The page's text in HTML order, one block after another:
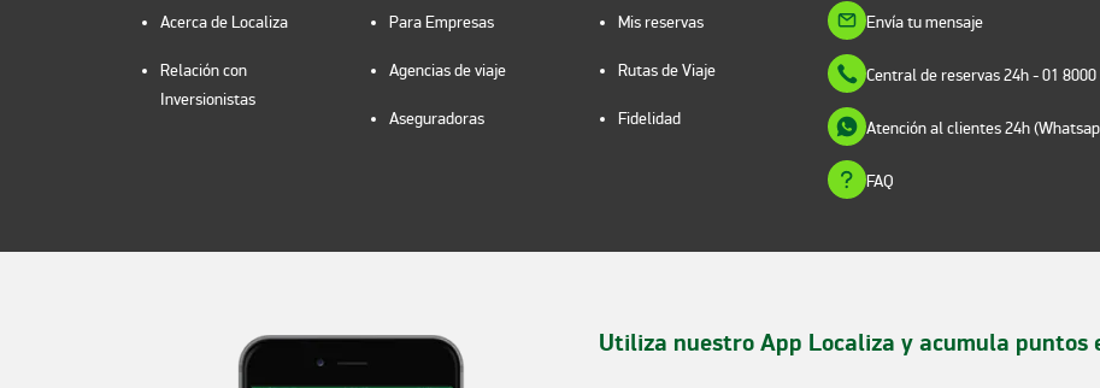
Acerca de Localiza
Relación con
Inversionistas
Para Empresas
Agencias de viaje
Aseguradoras
Mis reservas
Rutas de Viaje
Fidelidad
Envía tu mensaje
Central de reservas 24h- 01 8000
Atención al clientes 24h
FAQ
Utiliza nuestro App Localiza y acumula puntos